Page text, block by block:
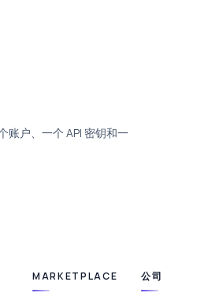
账户、一个 API 密钥和一
MARKETPLACE 公司